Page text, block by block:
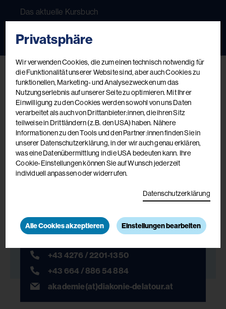
Das aktuelle Kursbuch
Jetzt ansehen
9560 Feldkirchen
+43 4276 / 2201-1350
+43 664 / 886 54 884
akademie(at)diakonie-delatour.at
Privatsphäre
Wir verwenden Cookies, die zum einen technisch notwendig für
die Funktionalität unserer Website sind, aber auch Cookies zu
funktionellen, Marketing- und Analysezwecken um das
Nutzungserlebnis auf unserer Seite zu optimieren. Mit Ihrer
Einwilligung zu den Cookies werden sowohl von uns Daten
verarbeitet als auch von Drittanbieter:innen, die ihren Sitz
teilweise in Drittländern (z.B. den USA) haben. Nähere
Informationen zu den Tools und den Partner:innen finden Sie in
unserer Datenschutzerklärung, in der wir auch genau erklären,
was eine Datenübermittlung in die USA bedeuten kann. Ihre
Cookie-Einstellungen können Sie auf Wunsch jederzeit
individuell anpassen oder widerrufen.
Datenschutzerklärung
Alle Cookies akzeptieren Einstellungen bearbeiten